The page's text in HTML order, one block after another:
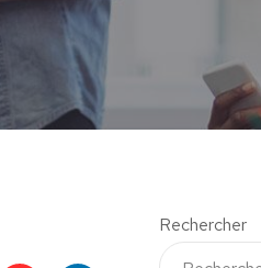
Rechercher